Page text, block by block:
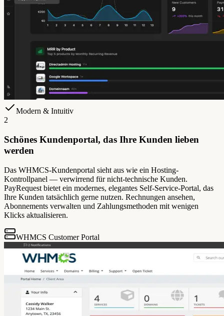
Modern & Intuitiv
2
Schönes Kundenportal, das Ihre Kunden lieben
werden
Das WHMCS-Kundenportal sieht aus wie ein Hosting-
Kontrollpanel — verwirrend für nicht-technische Kunden.
PayRequest bietet ein modernes, elegantes Self-Service-Portal, das
Ihre Kunden tatsächlich gerne nutzen. Rechnungen ansehen,
Abonnements verwalten und Zahlungsmethoden mit wenigen
Klicks aktualisieren.
WHMCS Customer Portal